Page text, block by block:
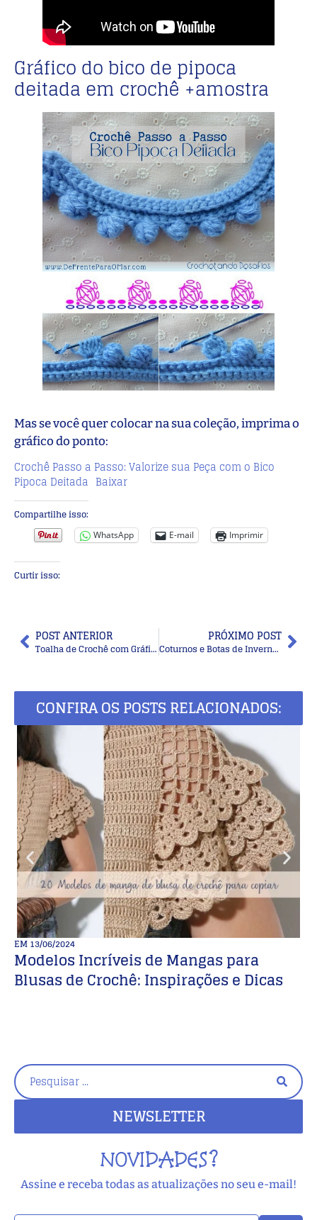
Gráfico do bico de pipoca
deitada em crochê +amostra
Mas se você quer colocar na sua coleção, imprima o
gráfico do ponto:
Crochê Passo a Passo: Valorize sua Peça com o Bico
Pipoca Deitada Baixar
Compartilhe isso:
WhatsApp E-mail Imprimir
Curtir isso:
POST ANTERIOR
Toalha de Crochê com Gráfico: Modelos Encantadores para Criar e Decorar
PRÓXIMO POST
Coturnos e Botas de Inverno: Como Usar Cada Modelo para Valorizar Seu Estilo
CONFIRA OS POSTS RELACIONADOS:
EM13/06/2024
Modelos Incríveis de Mangas para
Blusas de Crochê: Inspirações e Dicas
NEWSLETTER
NOVIDADES?
Assine e receba todas as atualizações no seu e-mail!